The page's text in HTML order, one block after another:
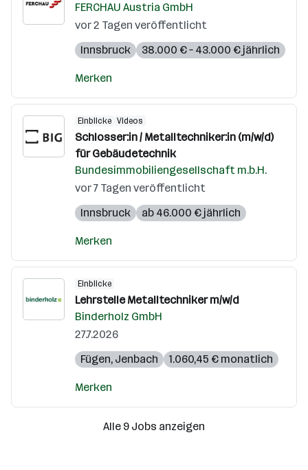
FERCHAU Austria GmbH
vor 2 Tagen veröffentlicht
Innsbruck
38.000 € – 43.000 € jährlich
Merken
Einblicke Videos
Schlosser:in / Metalltechniker:in (m/w/d)
für Gebäudetechnik
Bundesimmobiliengesellschaft m.b.H.
vor 7 Tagen veröffentlicht
Innsbruck
ab 46.000 € jährlich
Merken
Einblicke
Lehrstelle Metalltechniker m/w/d
Binderholz GmbH
27.7.2026
Fügen, Jenbach 1.060,45 € monatlich
Merken
Alle 9 Jobs anzeigen